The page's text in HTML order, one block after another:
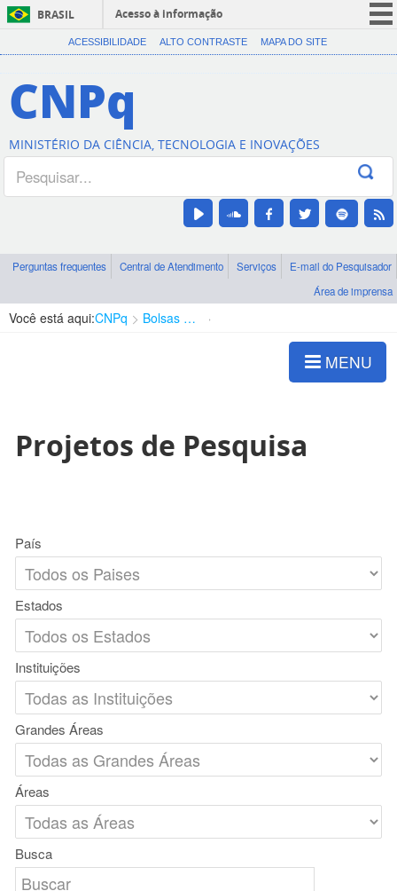
BRASIL
Acesso à informação
CORONAVÍRUS (COVID-19)
Canais
ACESSIBILIDADE ALTO CONTRASTE MAPA DO SITE
CNPq
MINISTÉRIO DA CIÊNCIA, TECNOLOGIA E INOVAÇÕES
Perguntas frequentes Central de Atendimento Serviços
E-mail do Pesquisador
Área de imprensa
Você está aqui:CNPq Bolsas e Auxílios Vigentes
MENU
Projetos de Pesquisa
País
Estados
Instituições
Grandes Áreas
Áreas
Busca